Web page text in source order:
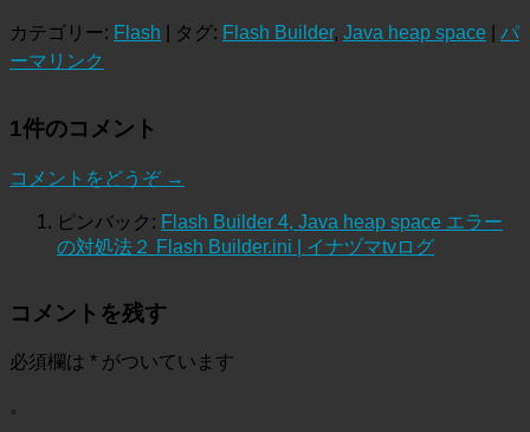
カテゴリー: Flash | タグ: Flash Builder, Java heap space
パ
ーマリンク
1件のコメント
コメントをどうぞ →
ピンバック: Flash Builder 4, Java heap space エラー
の対処法２ Flash Builder.ini | イナヅマtvログ
コメントを残す
必須欄は * がついています
。